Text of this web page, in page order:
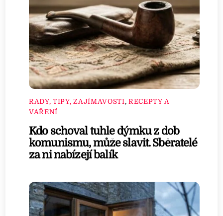
RADY, TIPY, ZAJÍMAVOSTI, RECEPTY A
VAŘENÍ
Kdo schoval tuhle dýmku z dob
komunismu, může slavit. Sběratelé
za ni nabízejí balík